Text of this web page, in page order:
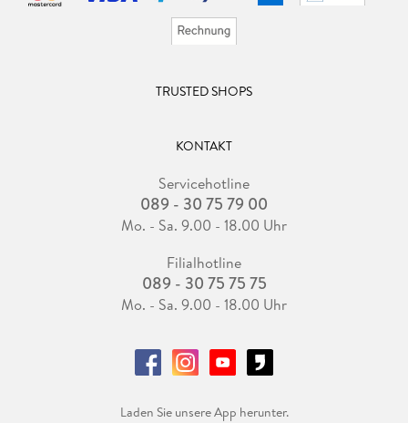
TRUSTED SHOPS
KONTAKT
Servicehotline
089 - 30 75 79 00
Mo. - Sa. 9.00 - 18.00 Uhr
Filialhotline
089 - 30 75 75 75
Mo. - Sa. 9.00 - 18.00 Uhr
Laden Sie unsere App herunter.